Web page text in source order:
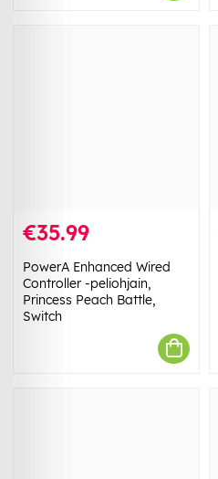
€35.99
PowerA Enhanced Wired
Controller -peliohjain,
Princess Peach Battle,
Switch